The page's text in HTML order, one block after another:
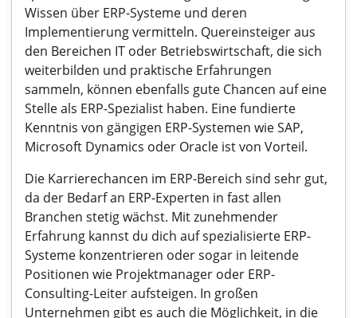
Wissen über ERP-Systeme und deren
Implementierung vermitteln. Quereinsteiger aus
den Bereichen IT oder Betriebswirtschaft, die sich
weiterbilden und praktische Erfahrungen
sammeln, können ebenfalls gute Chancen auf eine
Stelle als ERP-Spezialist haben. Eine fundierte
Kenntnis von gängigen ERP-Systemen wie SAP,
Microsoft Dynamics oder Oracle ist von Vorteil.
Die Karrierechancen im ERP-Bereich sind sehr gut,
da der Bedarf an ERP-Experten in fast allen
Branchen stetig wächst. Mit zunehmender
Erfahrung kannst du dich auf spezialisierte ERP-
Systeme konzentrieren oder sogar in leitende
Positionen wie Projektmanager oder ERP-
Consulting-Leiter aufsteigen. In großen
Unternehmen gibt es auch die Möglichkeit, in die